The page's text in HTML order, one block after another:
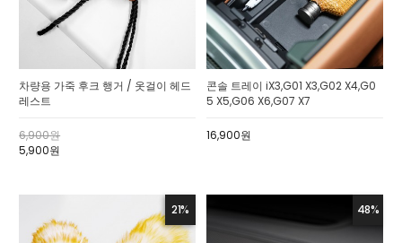
차량용 가죽 후크 행거 / 옷걸이 헤드
레스트
6,900원
5,900원
콘솔 트레이 iX3,G01 X3,G02 X4,G0
5 X5,G06 X6,G07 X7
16,900원
21% 48%